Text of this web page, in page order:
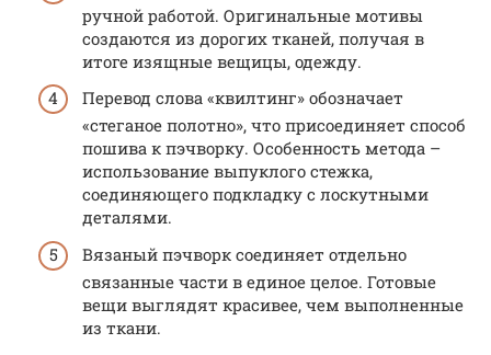
ручной работой. Оригинальные мотивы
создаются из дорогих тканей, получая в
итоге изящные вещицы, одежду.
Перевод слова «квилтинг» обозначает
«стеганое полотно», что присоединяет способ
пошива к пэчворку. Особенность метода –
использование выпуклого стежка,
соединяющего подкладку с лоскутными
деталями.
Вязаный пэчворк соединяет отдельно
связанные части в единое целое. Готовые
вещи выглядят красивее, чем выполненные
из ткани.